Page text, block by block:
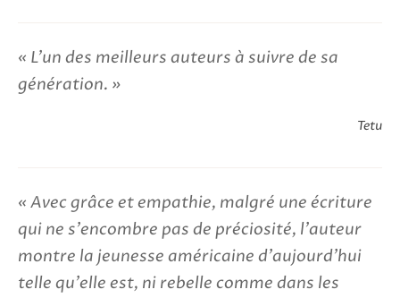
L'un des meilleurs auteurs à suivre de sa
génération.
Tetu
Avec grâce et empathie, malgré une écriture
qui ne s'encombre pas de préciosité, l'auteur
montre la jeunesse américaine d'aujourd'hui
telle qu'elle est, ni rebelle comme dans les